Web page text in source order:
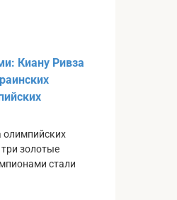
Киану Ривза
олимпийских
золотые
стали